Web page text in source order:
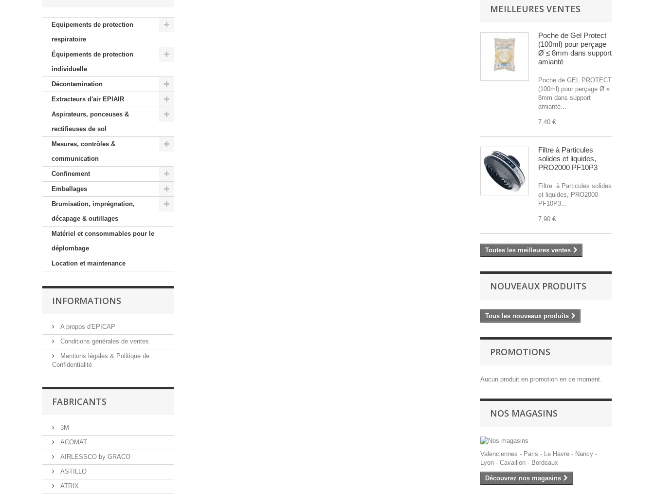
Equipements de protection
respiratoire
Équipements de protection
individuelle
Décontamination
Extracteurs d'air EPIAIR
Aspirateurs, ponceuses &
rectifieuses de sol
Mesures, contrôles &
communication
Confinement
Emballages
Brumisation, imprégnation,
décapage & outillages
Matériel et consommables pour le
déplombage
Location et maintenance
INFORMATIONS
A propos d'EPICAP
Conditions générales de ventes
Mentions légales & Politique de
Confidentialité
FABRICANTS
3M
ACOMAT
AIRLESSCO by GRACO
ASTILLO
ATRIX
MEILLEURES VENTES
Poche de Gel Protect
(100ml) pour perçage
Ø ≤ 8mm dans support
amianté
Poche de GEL PROTECT
(100ml) pour perçage Ø ≤
8mm dans support
amianté...
7,40 €
Filtre à Particules
solides et liquides,
PRO2000 PF10P3
Filtre à Particules solides
et liquides, PRO2000
PF10P3...
7,90 €
Toutes les meilleures ventes
NOUVEAUX PRODUITS
Tous les nouveaux produits
PROMOTIONS
Aucun produit en promotion en ce moment.
NOS MAGASINS
Valenciennes - Paris - Le Havre - Nancy -
Lyon - Cavaillon - Bordeaux
Découvrez nos magasins